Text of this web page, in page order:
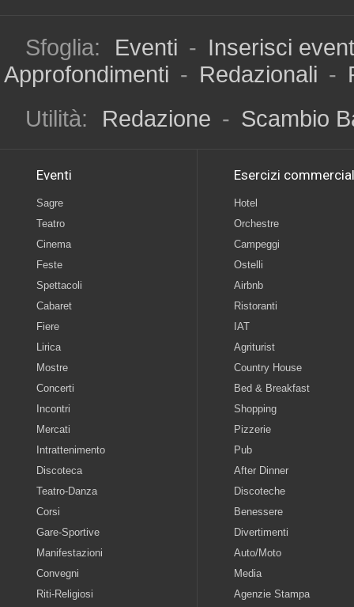
Sfoglia: Eventi - Inserisci
Approfondimenti - Redazionali -
Utilità:
Redazione - Scambio
Eventi
Sagre
Teatro
Cinema
Feste
Spettacoli
Cabaret
Fiere
Lirica
Mostre
Concerti
Incontri
Mercati
Intrattenimento
Discoteca
Teatro-Danza
Corsi
Gare-Sportive
Manifestazioni
Convegni
Riti-Religiosi
Esercizi
Hotel
Orchestre
Campeggi
Ostelli
Airbnb
Ristoranti
IAT
Agriturist
Country House
Bed & Breakfast
Shopping
Pizzerie
Pub
After Dinner
Discoteche
Benessere
Divertimenti
Auto/Moto
Media
Agenzie Stampa